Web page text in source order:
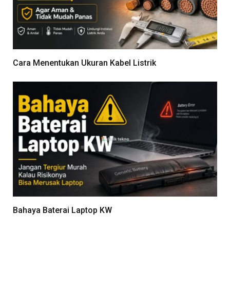
Cara Menentukan Ukuran Kabel Listrik
Bahaya Baterai Laptop KW